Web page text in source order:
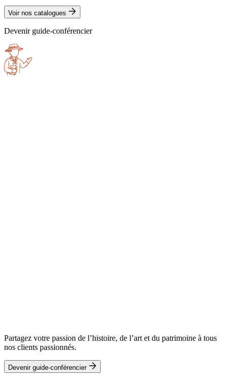
Voir nos catalogues
Devenir guide-conférencier
Partagez votre passion de l’histoire, de l’art et du patrimoine à tous
nos clients passionnés.
Devenir guide-conférencier